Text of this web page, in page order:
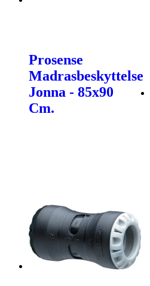
Prosense
Madrasbeskyttelse
Jonna - 85x90
Cm.